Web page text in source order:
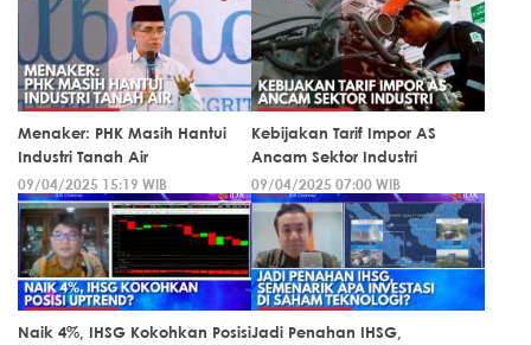
Menaker: PHK Masih Hantui
Industri Tanah Air
09/04/2025 15:19 WIB
Kebijakan Tarif Impor AS
Ancam Sektor Industri
09/04/2025 07:00 WIB
Naik 4%, IHSG Kokohkan PosisiJadi Penahan IHSG,